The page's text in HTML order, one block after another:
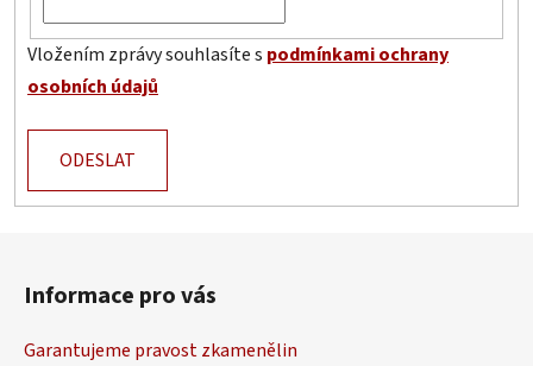
Vložením zprávy souhlasíte s podmínkami ochrany
osobních údajů
ODESLAT
Informace pro vás
Garantujeme pravost zkamenělin